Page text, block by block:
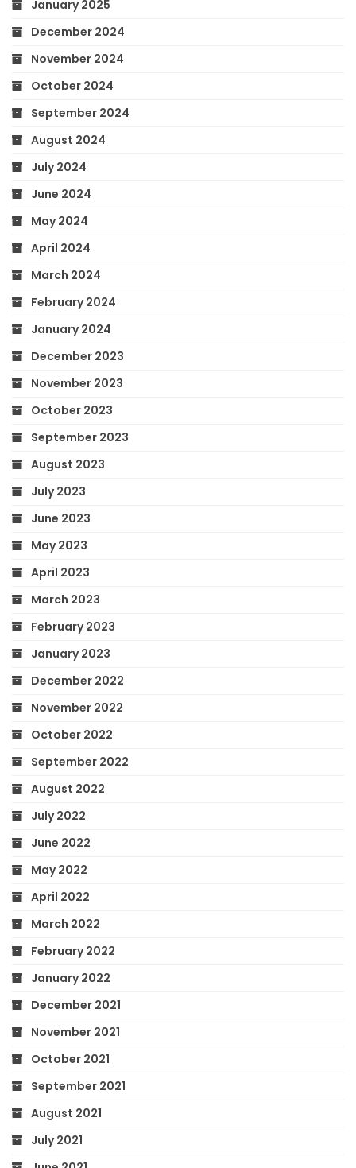
January 2025
December 2024
November 2024
October 2024
September 2024
August 2024
July 2024
June 2024
May 2024
April 2024
March 2024
February 2024
January 2024
December 2023
November 2023
October 2023
September 2023
August 2023
July 2023
June 2023
May 2023
April 2023
March 2023
February 2023
January 2023
December 2022
November 2022
October 2022
September 2022
August 2022
July 2022
June 2022
May 2022
April 2022
March 2022
February 2022
January 2022
December 2021
November 2021
October 2021
September 2021
August 2021
July 2021